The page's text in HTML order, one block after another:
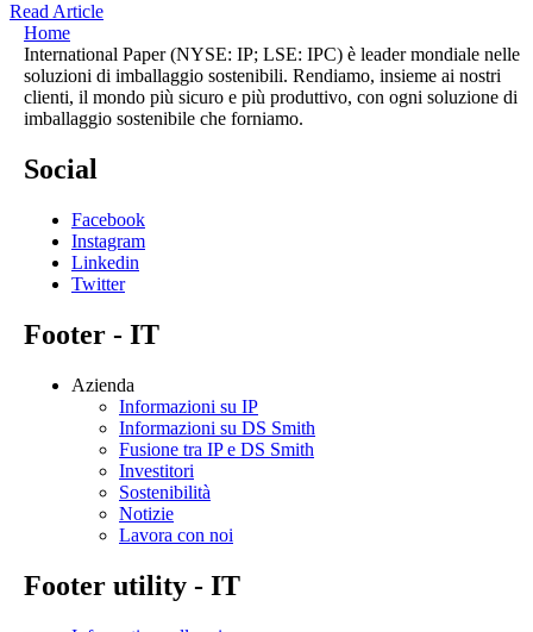
Read Article
Home
International Paper (NYSE: IP; LSE: IPC) è leader mondiale nelle
soluzioni di imballaggio sostenibili. Rendiamo, insieme ai nostri
clienti, il mondo più sicuro e più produttivo, con ogni soluzione di
imballaggio sostenibile che forniamo.
Social
Facebook
Instagram
Linkedin
Twitter
Footer - IT
Azienda
Informazioni su IP
Informazioni su DS Smith
Fusione tra IP e DS Smith
Investitori
Sostenibilità
Notizie
Lavora con noi
Footer utility - IT